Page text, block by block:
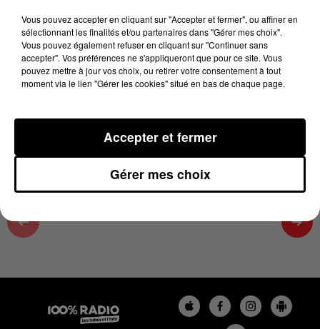
16 janvier 2025 - 1 min 33 sec
ON SE FAIT DU BIEN SUR 100%, ÉMISSION DU
16/01/2025
à 10h25
Vous pouvez accepter en cliquant sur "Accepter et fermer", ou affiner en
sélectionnant les finalités et/ou partenaires dans "Gérer mes choix".
Vous pouvez également refuser en cliquant sur "Continuer sans
accepter". Vos préférences ne s'appliqueront que pour ce site. Vous
pouvez mettre à jour vos choix, ou retirer votre consentement à tout
moment via le lien "Gérer les cookies" situé en bas de chaque page.
Gérer mes choix
Accepter et fermer